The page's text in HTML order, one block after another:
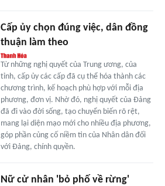
Cấp ủy chọn đúng việc, dân đồng
thuận làm theo
Từ những nghị quyết của Trung ương, của
tỉnh, cấp ủy các cấp đã cụ thể hóa thành các
chương trình, kế hoạch phù hợp với mỗi địa
phương, đơn vị. Nhờ đó, nghị quyết của Đảng
đã đi vào đời sống, tạo chuyển biến rõ rệt,
mang lại diện mạo mới cho nhiều địa phương,
góp phần củng cố niềm tin của Nhân dân đối
với Đảng, chính quyền.
Nữ cử nhân 'bỏ phố về rừng'